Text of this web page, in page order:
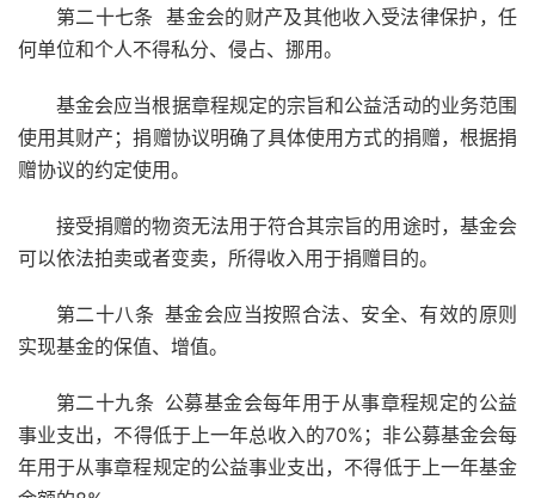
第二十七条 基金会的财产及其他收入受法律保护，任
何单位和个人不得私分、侵占、挪用。
基金会应当根据章程规定的宗旨和公益活动的业务范围
使用其财产；捐赠协议明确了具体使用方式的捐赠，根据捐
赠协议的约定使用。
接受捐赠的物资无法用于符合其宗旨的用途时，基金会
可以依法拍卖或者变卖，所得收入用于捐赠目的。
第二十八条 基金会应当按照合法、安全、有效的原则
实现基金的保值、增值。
第二十九条 公募基金会每年用于从事章程规定的公益
事业支出，不得低于上一年总收入的70%；非公募基金会每
年用于从事章程规定的公益事业支出，不得低于上一年基金